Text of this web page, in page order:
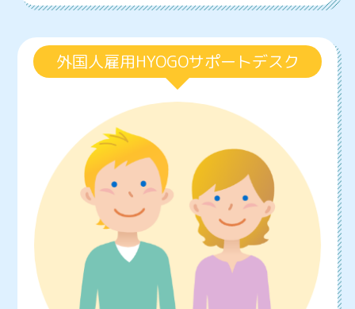
外国人雇用HYOGOサポートデスク